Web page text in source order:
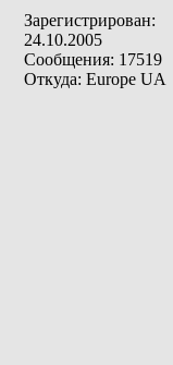
Зарегистрирован:
24.10.2005
Сообщения: 17519
Откуда: Europe UA